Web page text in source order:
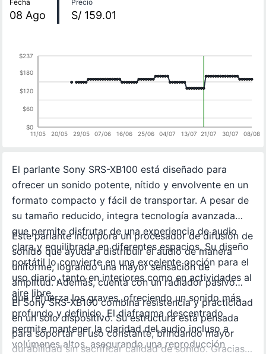
Fecha
08 Ago
Precio
S/ 159.01
11/05 20/05 29/05 07/06 16/06 25/06 04/07 13/07 21/07 30/07 08/08
$0
$60
$120
$180
$237
El parlante Sony SRS-XB100 está diseñado para
ofrecer un sonido potente, nítido y envolvente en un
formato compacto y fácil de transportar. A pesar de
su tamaño reducido, integra tecnología avanzada
que permite disfrutar de una experiencia de audio
clara y equilibrada en diferentes espacios. Su diseño
portátil lo convierte en una excelente opción para el
uso diario, tanto en interiores como en actividades al
aire libre.
Este parlante incorpora un procesador de difusión de
sonido que ayuda a distribuir el audio de manera
uniforme, logrando una mayor sensación de
amplitud. Además, cuenta con un radiador pasivo
que refuerza los graves, ofreciendo un sonido más
profundo y definido. El diafragma descentrado
permite mantener la claridad del audio incluso a
volúmenes altos, asegurando una reproducción
El Sony SRS-XB100 combina resistencia y practicidad
en un solo dispositivo. Su estructura está pensada
para soportar el uso constante, brindando mayor
durabilidad sin sacrificar calidad de sonido. Gracias a